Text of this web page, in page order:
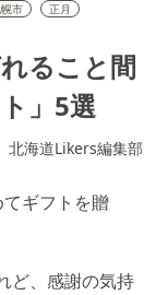
市
正月
ること間
」5選
北海道Likers編集部
ギフトを贈
ど、感謝の気持